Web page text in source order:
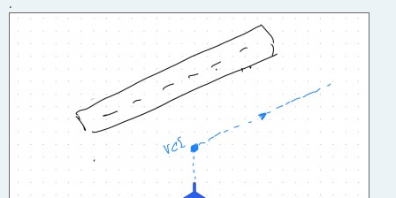
.